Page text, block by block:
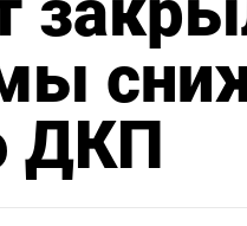
ДКП